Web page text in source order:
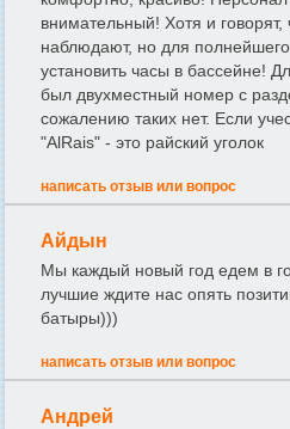
внимательный! Хотя и говорят,
наблюдают, но для
установить часы в бассейне!
был двухместный номер с
сожалению таких нет. Если
"AlRais" - это райский уголок
написать отзыв или вопрос
Айдын
Мы каждый новый год едем в
лучшие ждите нас опять
батыры)))
написать отзыв или вопрос
Андрей